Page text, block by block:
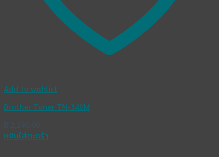
Add to wishlist
Brother Toner TN-340M
฿ 2,290.00
หยิบใส่ตะกร้า